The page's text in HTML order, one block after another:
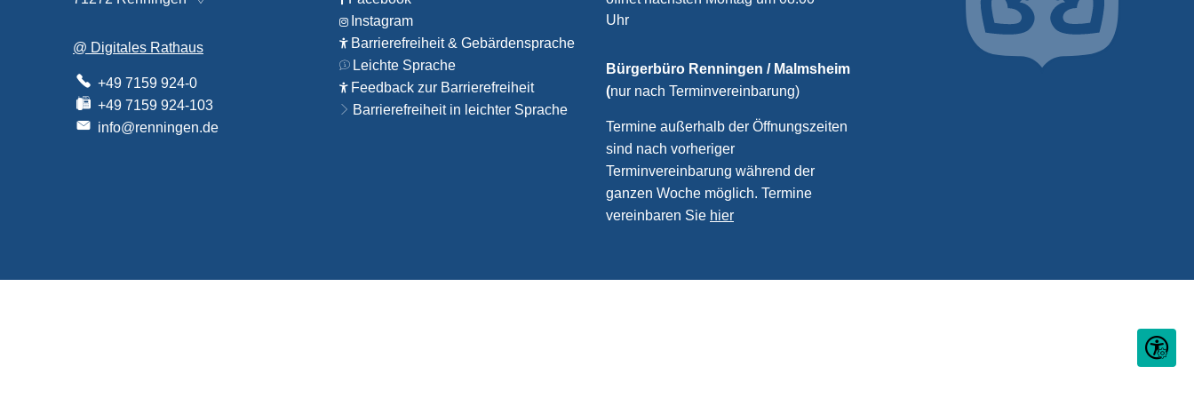
@ Digitales Rathaus
+49 7159 924-0
+49 7159 924-103
info@renningen.de
Instagram
Barrierefreiheit & Gebärdensprache
Leichte Sprache
Feedback zur Barrierefreiheit
Barrierefreiheit in leichter Sprache
Uhr
Bürgerbüro Renningen / Malmsheim
(nur nach Terminvereinbarung)
Termine außerhalb der Öffnungszeiten
sind nach vorheriger
Terminvereinbarung während der
ganzen Woche möglich. Termine
vereinbaren Sie hier
Seite